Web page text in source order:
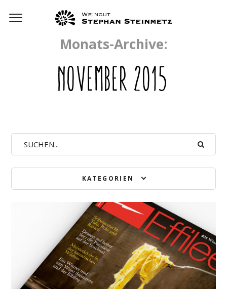
Monats-Archive:
NOVEMBER 2015
KATEGORIEN